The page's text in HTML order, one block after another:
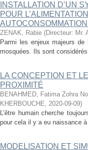
INSTALLATION D’UN
POUR
ZENAK, Rabie (Directeur: Mr.
Parmi les enjeux majeurs
mosquées. Ils sont
LA CONCEPTION ET
PROXIMITÉ
BENAHMED, Fatima Zohra
KHERBOUCHE, 2020-09-09)
L’être humain cherche
pour cela il y a eu naissance
MODELISATION ET